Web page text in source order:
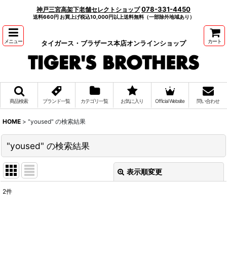
神戸三宮高架下老舗セレクトショップ 078-331-4450
送料660円 お買上げ税込10,000円以上送料無料（一部除外地域あり）
メニュー タイガース・ブラザース本店オンラインショップ カート
商品検索 ブランド一覧 カテゴリ一覧 お気に入り Official Website 問い合わせ
HOME > "yoused" の検索結果
"yoused" の検索結果
表示順変更
2件